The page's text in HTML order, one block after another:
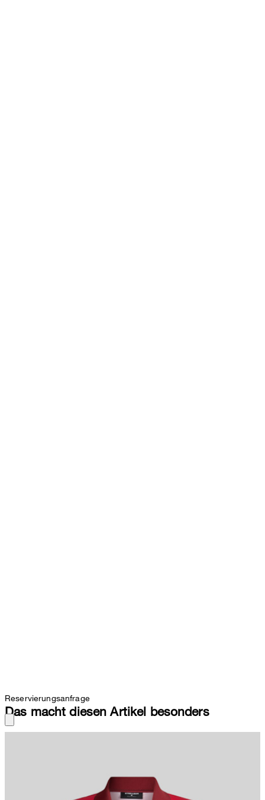
Reservierungsanfrage
Das macht diesen Artikel besonders
Ob mit Freunden auf dem Sofa oder beim Public Viewing in der
City: Diese Limited Edition spielt immer in der Startelf. Hopp